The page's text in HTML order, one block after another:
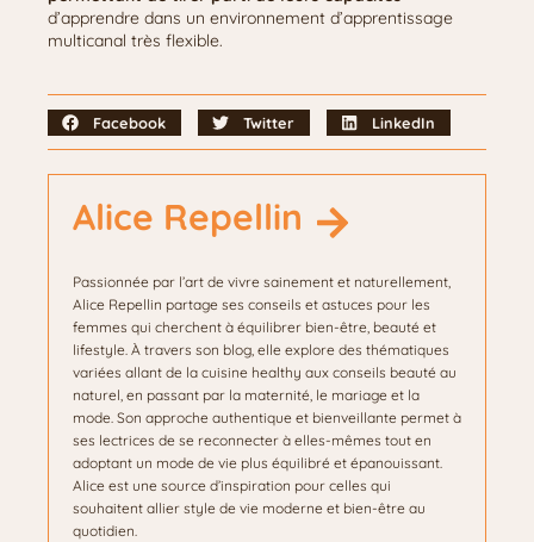
d’apprendre dans un environnement d’apprentissage
multicanal très flexible.
Facebook Twitter LinkedIn
Alice Repellin
Passionnée par l’art de vivre sainement et naturellement,
Alice Repellin partage ses conseils et astuces pour les
femmes qui cherchent à équilibrer bien-être, beauté et
lifestyle. À travers son blog, elle explore des thématiques
variées allant de la cuisine healthy aux conseils beauté au
naturel, en passant par la maternité, le mariage et la
mode. Son approche authentique et bienveillante permet à
ses lectrices de se reconnecter à elles-mêmes tout en
adoptant un mode de vie plus équilibré et épanouissant.
Alice est une source d’inspiration pour celles qui
souhaitent allier style de vie moderne et bien-être au
quotidien.